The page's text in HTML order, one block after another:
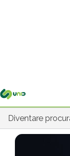
Diventare